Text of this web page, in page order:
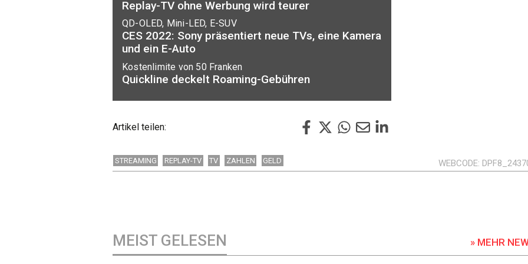
Replay-TV ohne Werbung wird teurer
QD-OLED, Mini-LED, E-SUV
CES 2022: Sony präsentiert neue TVs, eine Kamera
und ein E-Auto
Kostenlimite von 50 Franken
Quickline deckelt Roaming-Gebühren
Artikel teilen:
STREAMING REPLAY-TV TV ZAHLEN GELD WEBCODE
MEIST GELESEN » MEHR